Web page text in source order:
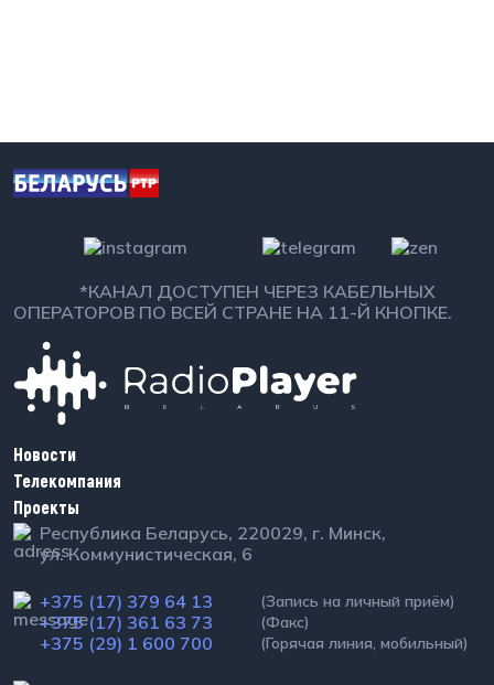
*КАНАЛ ДОСТУПЕН ЧЕРЕЗ КАБЕЛЬНЫХ
ОПЕРАТОРОВ ПО ВСЕЙ СТРАНЕ НА 11-Й КНОПКЕ.
Новости
Телекомпания
Проекты
Республика Беларусь, 220029, г. Минск,
ул. Коммунистическая, 6
+375 (17) 379 64 13 (Запись на личный приём)
+375 (17) 361 63 73 (Факс)
+375 (29) 1 600 700 (Горячая линия, мобильный)